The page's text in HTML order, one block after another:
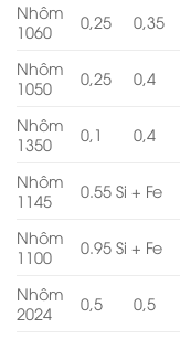
Nhôm
1060
0,25 0,35
Nhôm
1050
0,25 0,4
Nhôm
1350
0,1 0,4
Nhôm
1145
0.55 Si + Fe
Nhôm
1100
0.95 Si + Fe
Nhôm
2024
0,5 0,5